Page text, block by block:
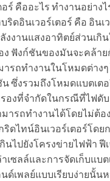
ร์ คืออะไร ทำงานอย่าง
ริดอินเวอร์เตอร์ คือ อิน
งงานแสงอาทิตย์ส่วนเกิ
ง ฟังก์ชันของมันจะคล้า
ารถทำงานในโหมดต่าง
ซึ่งรวมถึงโหมดแบตเต
องที่จำกัดในกรณีที่ไฟดับ
ารถทำงานได้โดยไม่ต้อ
ดไทน์อินเวอร์เตอร์โดย
นไปยังโครงข่ายไฟฟ้า
เซลล์และการจัดเก็บแบต
ด์เพลย์แบบเรียบง่ายนั้น